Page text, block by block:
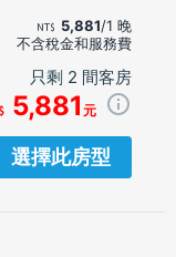
5,881/1 晚
不含稅金和服務費
只剩 2 間客房
5,881 元
選擇此房型